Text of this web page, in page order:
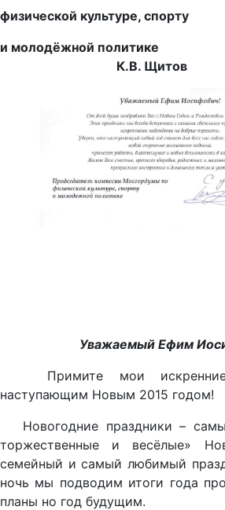
физической культуре, спорту
и молодёжной
К.В. Щитов
Уважаемый Ефим
Примите мои искренние
наступающим Новым 2015 годом!
Новогодние праздники –
торжественные и весёлые»
семейный и самый любимый
ночь мы подводим итоги года
планы но год будущим.